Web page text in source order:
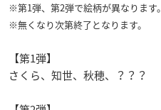
※第1弾、第2弾で絵柄が異なります。
※無くなり次第終了となります。
【第1弾】
さくら、知世、秋穂、？？？